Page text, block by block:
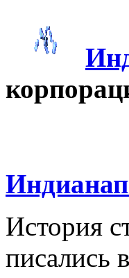
История
писались